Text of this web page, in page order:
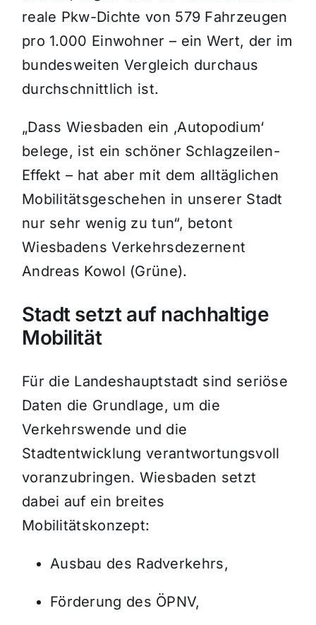
reale Pkw-Dichte von 579 Fahrzeugen
pro 1.000 Einwohner – ein Wert, der im
bundesweiten Vergleich durchaus
durchschnittlich ist.
„Dass Wiesbaden ein ‚Autopodium‘
belege, ist ein schöner Schlagzeilen-
Effekt – hat aber mit dem alltäglichen
Mobilitätsgeschehen in unserer Stadt
nur sehr wenig zu tun“, betont
Wiesbadens Verkehrsdezernent
Andreas Kowol (Grüne).
Stadt setzt auf nachhaltige
Mobilität
Für die Landeshauptstadt sind seriöse
Daten die Grundlage, um die
Verkehrswende und die
Stadtentwicklung verantwortungsvoll
voranzubringen. Wiesbaden setzt
dabei auf ein breites
Mobilitätskonzept:
Ausbau des Radverkehrs,
Förderung des ÖPNV,